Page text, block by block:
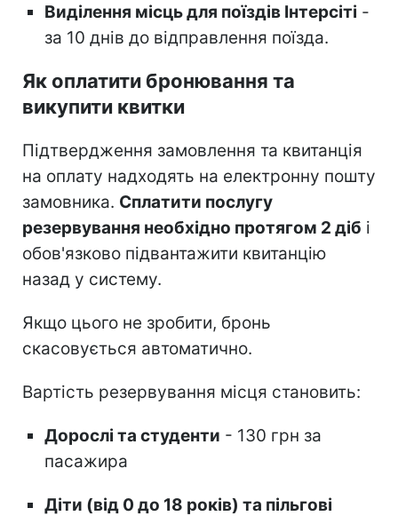
Виділення місць для поїздів Інтерсіті -
за 10 днів до відправлення поїзда.
Як оплатити бронювання та
викупити квитки
Підтвердження замовлення та квитанція
на оплату надходять на електронну пошту
замовника. Сплатити послугу
резервування необхідно протягом 2 діб і
обов'язково підвантажити квитанцію
назад у систему.
Якщо цього не зробити, бронь
скасовується автоматично.
Вартість резервування місця становить:
Дорослі та студенти - 130 грн за
пасажира
Діти (від 0 до 18 років) та пільгові